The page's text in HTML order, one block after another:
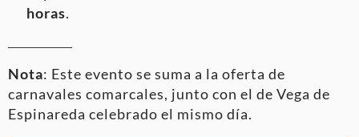
horas.
Nota: Este evento se suma a la oferta de
carnavales comarcales, junto con el de Vega de
Espinareda celebrado el mismo día.